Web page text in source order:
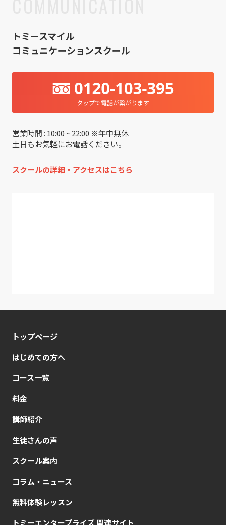
トミースマイル
コミュニケーションスクール
タップで電話が繋がります
営業時間 : 10:00 ~ 22:00 ※年中無休
土日もお気軽にお電話ください。
スクールの詳細・アクセスはこちら
トップページ
はじめての方へ
コース一覧
料金
講師紹介
生徒さんの声
スクール案内
コラム・ニュース
無料体験レッスン
トミーエンタープライズ 関連サイト